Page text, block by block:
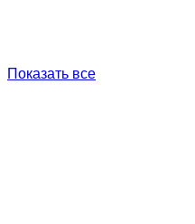
Показать все